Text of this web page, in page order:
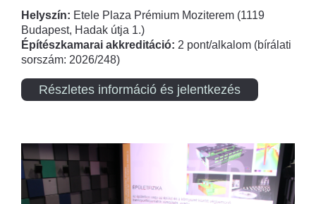
Helyszín: Etele Plaza Prémium Moziterem (1119
Budapest, Hadak útja 1.)
Építészkamarai akkreditáció: 2 pont/alkalom (bírálati
sorszám: 2026/248)
Részletes információ és jelentkezés